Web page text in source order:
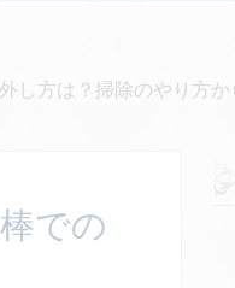
し方は？掃除のやり方
での